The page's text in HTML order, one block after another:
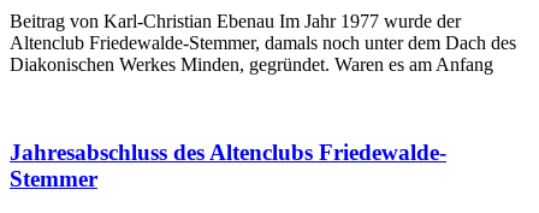
Beitrag von Karl-Christian Ebenau Im Jahr 1977 wurde der
Altenclub Friedewalde-Stemmer, damals noch unter dem Dach des
Diakonischen Werkes Minden, gegründet. Waren es am Anfang
Jahresabschluss des Altenclubs Friedewalde-
Stemmer